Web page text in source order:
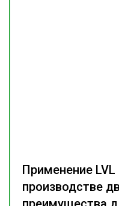
Применение
производстве